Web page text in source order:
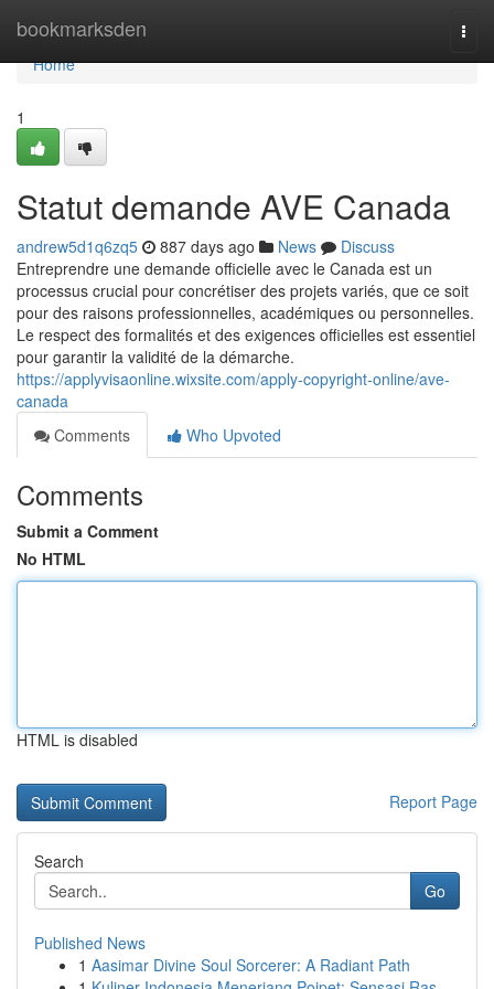
bookmarksden
Home
Home
1
Statut demande AVE Canada
andrew5d1q6zq5 887 days ago News
Discuss
Entreprendre une demande officielle avec le Canada est un
processus crucial pour concrétiser des projets variés, que ce soit
pour des raisons professionnelles, académiques ou personnelles.
Le respect des formalités et des exigences officielles est essentiel
pour garantir la validité de la démarche.
https://applyvisaonline.wixsite.com/apply-copyright-online/ave-
canada
Comments
Who Upvoted
Comments
Submit a Comment
No HTML
HTML is disabled
Report Page
Search
Go
Published News
1 Aasimar Divine Soul Sorcerer: A Radiant Path